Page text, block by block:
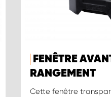
FENÊTRE
RANGEMENT
Cette fenêtre